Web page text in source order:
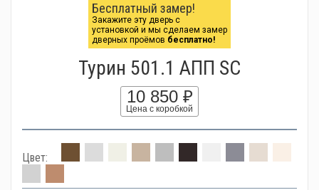
Бесплатный замер!
Закажите эту дверь с
установкой и мы сделаем замер
дверных проёмов бесплатно!
Турин 501.1 АПП SC
10 850 ₽
Цена с коробкой
Цвет: